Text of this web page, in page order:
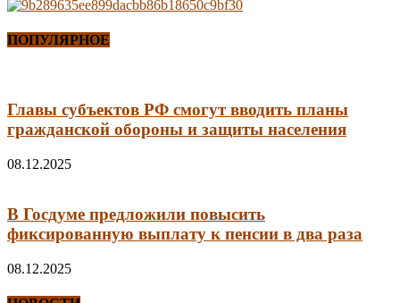
ПОПУЛЯРНОЕ
Главы субъектов РФ смогут вводить планы
гражданской обороны и защиты населения
08.12.2025
В Госдуме предложили повысить
фиксированную выплату к пенсии в два раза
08.12.2025